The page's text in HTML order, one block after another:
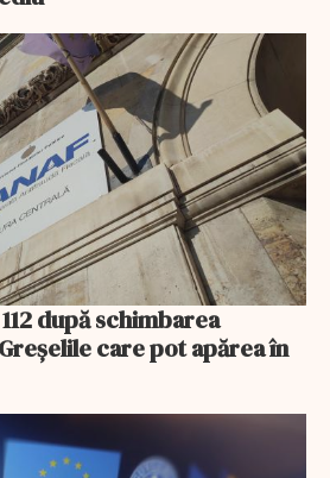
după schimbarea
care pot apărea în